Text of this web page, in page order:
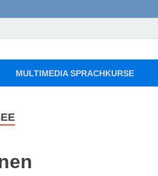
Tipps
Reise
MULTIMEDIA SPRACHKURSE